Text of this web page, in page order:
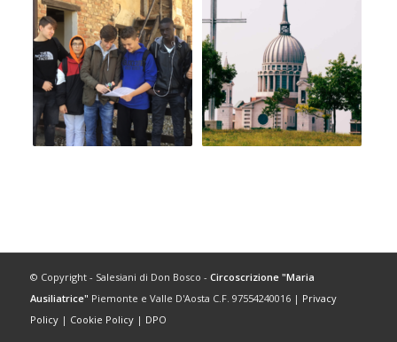
© Copyright - Salesiani di Don Bosco - Circoscrizione "Maria
Ausiliatrice" Piemonte e Valle D'Aosta C.F. 97554240016 | Privacy
Policy| Cookie Policy| DPO